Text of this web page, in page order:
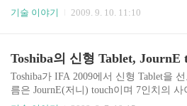
지만, 실제 카메라 모듈 장착은 전체 가
부분만을 차지한다. 언론에서 일부 공개
설다. Jobs가 얘기하듯 제품의 포커스를
쳤다. 오랫동안 모습을 보이지 않았던
사진은 첨부하지 않아 다소 밋밋할 수
전반적인 흐름을 파악하는데는 도움이
시작은 Steve Jobs의 등장으로 시작되
해진 모습으로 등장했다. 부쩍 마른 모
기술 이야기 2009. 9. 10. 11:10
Toshiba가 IFA 2009에서 신형 Tablet을 선
름은 JournE(저니) touch이며 7인치의 사
품이다. 무게 90g, 두께 14mm로 알루미